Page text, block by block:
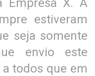
Empresa X. A
estiveram
seja somente
envio este
todos que em